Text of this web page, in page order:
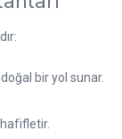
bir yol sunar.